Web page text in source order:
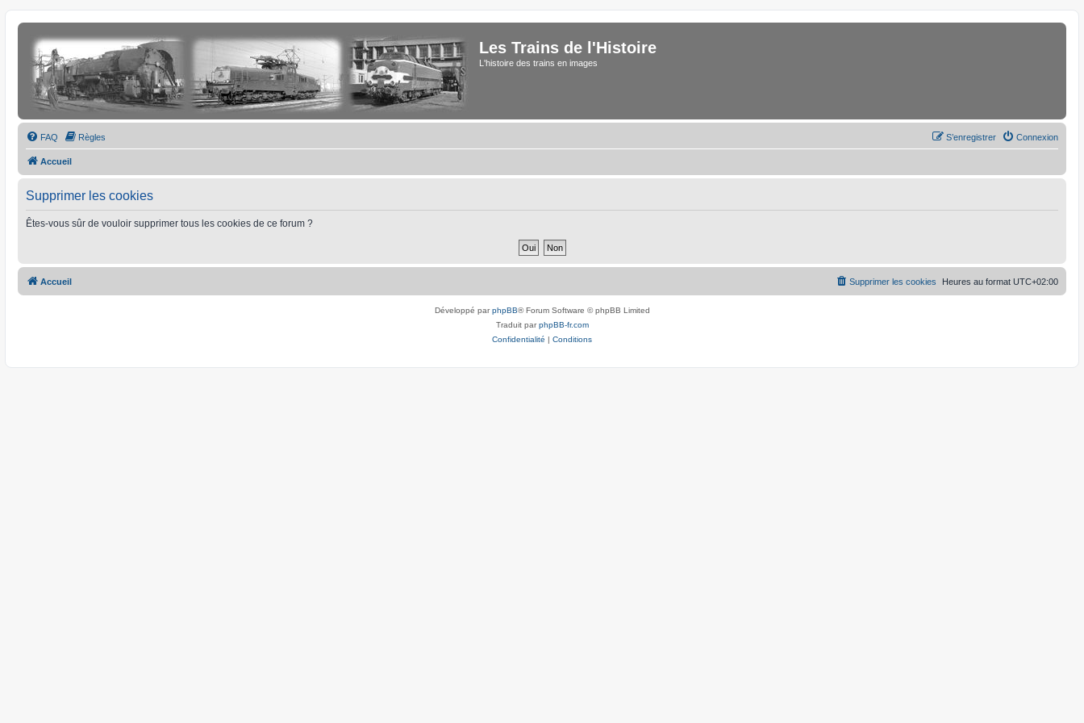
Les Trains de l'Histoire
L'histoire des trains en images
FAQ Règles Connexion
S’enregistrer
Accueil
Supprimer les cookies
Êtes-vous sûr de vouloir supprimer tous les cookies de ce forum ?
Accueil Heures au format UTC+02:00
Supprimer les cookies
Développé parphpBB® Forum Software © phpBB Limited
Traduit parphpBB-fr.com
Confidentialité | Conditions